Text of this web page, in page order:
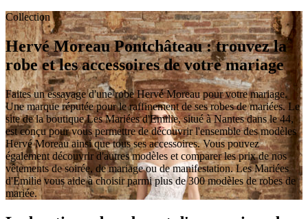
Collection
Hervé Moreau Pontchâteau : trouvez la
robe et les accessoires de votre mariage
Faites un essayage d'une robe Hervé Moreau pour votre mariage.
Une marque réputée pour le raffinement de ses robes de mariées. Le
site de la boutique Les Mariées d'Emilie, situé à Nantes dans le 44,
est conçu pour vous permettre de découvrir l'ensemble des modèles
Hervé Moreau ainsi que tous ses accessoires. Vous pouvez
également découvrir d'autres modèles et comparer les prix de nos
vêtements de soirée, de mariage ou de manifestation. Les Mariées
d'Emilie vous aide à choisir parmi plus de 300 modèles de robes de
mariée.